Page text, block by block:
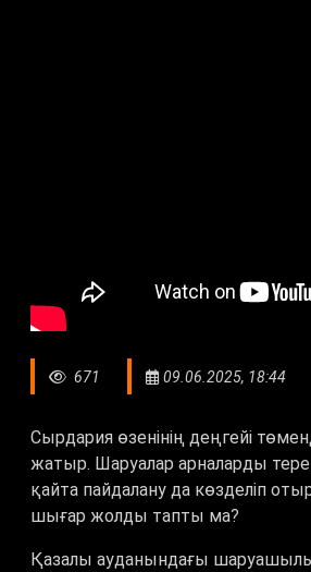
671 09.06.2025, 18:44
Сырдария өзенінің деңгейі
жатыр. Шаруалар арналарды
қайта пайдалану да көзделіп
шығар жолды тапты ма?
Қазалы ауданындағы